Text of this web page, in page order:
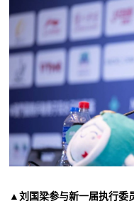
▲刘国梁参与新一届执行委